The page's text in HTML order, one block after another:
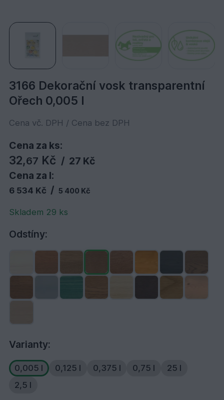
3166 Dekorační vosk transparentní
Ořech 0,005 l
Cena vč. DPH / Cena bez DPH
Cena za ks:
32,67 Kč / 27 Kč
Cena za l:
6 534 Kč / 5 400 Kč
Skladem 29 ks
Odstíny:
Varianty:
0,005 l 0,125 l 0,375 l 0,75 l
25 l
2,5 l